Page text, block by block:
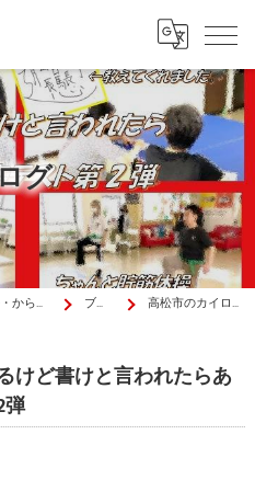
グ
高松市のカイロプラクティックはか・から～ず施術院 ブログ 高松市のカイロプラ…
ど書けと言われたらあ